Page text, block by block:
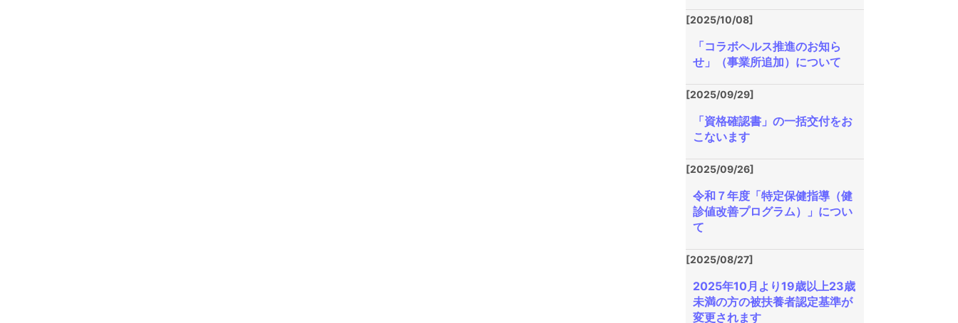
[2025/10/08]
「コラボヘルス推進のお知ら
せ」（事業所追加）について
[2025/09/29]
「資格確認書」の一括交付をお
こないます
[2025/09/26]
令和７年度「特定保健指導（健
診値改善プログラム）」につい
て
[2025/08/27]
2025年10月より19歳以上23歳
未満の方の被扶養者認定基準が
変更されます